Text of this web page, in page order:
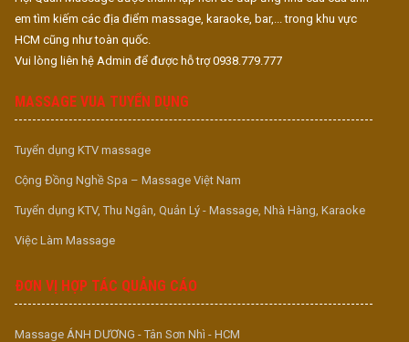
em tìm kiếm các địa điểm massage, karaoke, bar,... trong khu vực
HCM cũng như toàn quốc.
Vui lòng liên hệ Admin để được hỗ trợ 0938.779.777
MASSAGE VUA TUYỂN DỤNG
Tuyển dụng KTV massage
Cộng Đồng Nghề Spa – Massage Việt Nam
Tuyển dụng KTV, Thu Ngân, Quản Lý - Massage, Nhà Hàng, Karaoke
Việc Làm Massage
ĐƠN VỊ HỢP TÁC QUẢNG CÁO
Massage ÁNH DƯƠNG - Tân Sơn Nhì - HCM